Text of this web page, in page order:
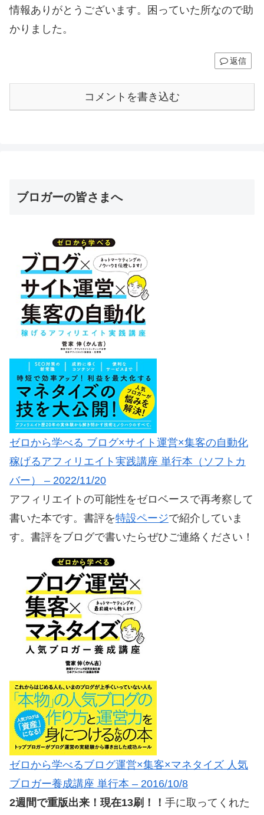
情報ありがとうございます。困っていた所なので助
かりました。
返信
コメントを書き込む
ブロガーの皆さまへ
ゼロから学べる ブログ×サイト運営×集客の自動化
稼げるアフィリエイト実践講座 単行本（ソフトカ
バー） – 2022/11/20
アフィリエイトの可能性をゼロベースで再考察して
書いた本です。書評を特設ページで紹介していま
す。書評をブログで書いたらぜひご連絡ください！
ゼロから学べるブログ運営×集客×マネタイズ 人気
ブロガー養成講座 単行本 – 2016/10/8
2週間で重版出来！現在13刷！！ 手に取ってくれた